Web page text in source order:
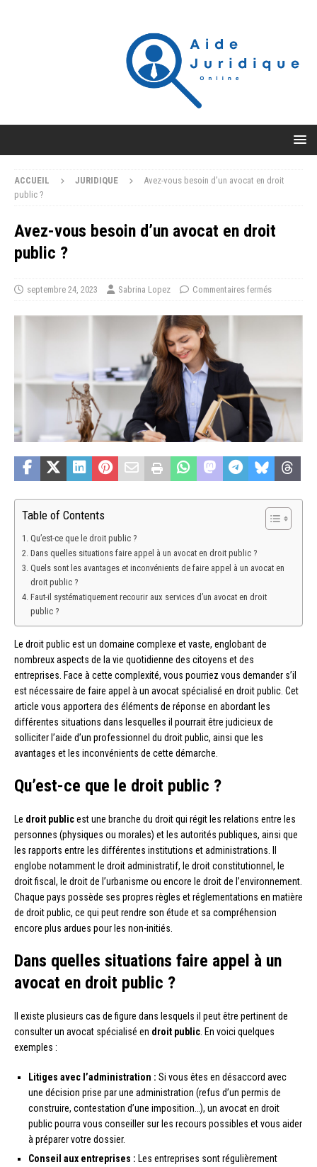
ACCUEIL JURIDIQUE
Avez-vous besoin d’un avocat en droit
public ?
Avez-vous besoin d’un avocat en droit
public ?
septembre 24, 2023 Sabrina Lopez Commentaires fermés
Table of Contents
Qu’est-ce que le droit public ?
Dans quelles situations faire appel à un avocat en droit public ?
Quels sont les avantages et inconvénients de faire appel à un avocat en
droit public ?
Faut-il systématiquement recourir aux services d’un avocat en droit
public ?
Le droit public est un domaine complexe et vaste, englobant de
nombreux aspects de la vie quotidienne des citoyens et des
entreprises. Face à cette complexité, vous pourriez vous demander s’il
est nécessaire de faire appel à un avocat spécialisé en droit public. Cet
article vous apportera des éléments de réponse en abordant les
différentes situations dans lesquelles il pourrait être judicieux de
solliciter l’aide d’un professionnel du droit public, ainsi que les
avantages et les inconvénients de cette démarche.
Qu’est-ce que le droit public ?
Le droit publicest une branche du droit qui régit les relations entre les
personnes (physiques ou morales) et les autorités publiques, ainsi que
les rapports entre les différentes institutions et administrations. Il
englobe notamment le droit administratif, le droit constitutionnel, le
droit fiscal, le droit de l’urbanisme ou encore le droit de l’environnement.
Chaque pays possède ses propres règles et réglementations en matière
de droit public, ce qui peut rendre son étude et sa compréhension
encore plus ardues pour les non-initiés.
Dans quelles situations faire appel à un
avocat en droit public ?
Il existe plusieurs cas de figure dans lesquels il peut être pertinent de
consulter un avocat spécialisé en droit public . En voici quelques
exemples :
Litiges avec l’administration : Si vous êtes en désaccord avec
une décision prise par une administration (refus d’un permis de
construire, contestation d’une imposition…), un avocat en droit
public pourra vous conseiller sur les recours possibles et vous aider
à préparer votre dossier.
Conseil aux entreprises : Les entreprises sont régulièrement